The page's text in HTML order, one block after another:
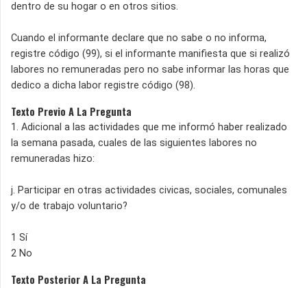
dentro de su hogar o en otros sitios.
Cuando el informante declare que no sabe o no informa,
registre código (99), si el informante manifiesta que si realizó
labores no remuneradas pero no sabe informar las horas que
dedico a dicha labor registre código (98).
Texto Previo A La Pregunta
1. Adicional a las actividades que me informó haber realizado
la semana pasada, cuales de las siguientes labores no
remuneradas hizo:
j. Participar en otras actividades civicas, sociales, comunales
y/o de trabajo voluntario?
1 Sí
2 No
Texto Posterior A La Pregunta